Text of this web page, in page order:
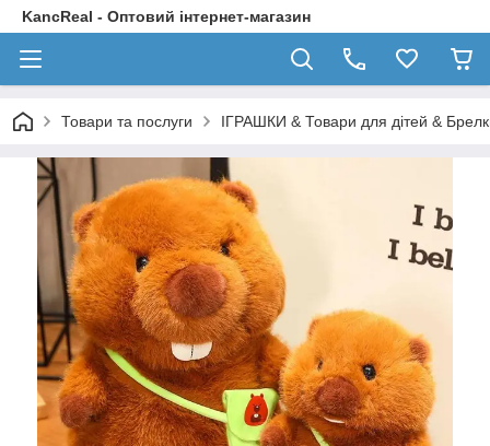
KancReal - Оптовий інтернет-магазин
Товари та послуги ІГРАШКИ & Товари для дітей &